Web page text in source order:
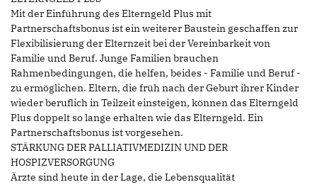
Mit der Einführung des Elterngeld Plus mit
Partnerschaftsbonus ist ein weiterer Baustein geschaffen zur
Flexibilisierung der Elternzeit bei der Vereinbarkeit von
Familie und Beruf. Junge Familien brauchen
Rahmenbedingungen, die helfen, beides - Familie und Beruf -
zu ermöglichen. Eltern, die früh nach der Geburt ihrer Kinder
wieder beruflich in Teilzeit einsteigen, können das Elterngeld
Plus doppelt so lange erhalten wie das Elterngeld. Ein
Partnerschaftsbonus ist vorgesehen.
STÄRKUNG DER PALLIATIVMEDIZIN UND DER
HOSPIZVERSORGUNG
Ärzte sind heute in der Lage, die Lebensqualität